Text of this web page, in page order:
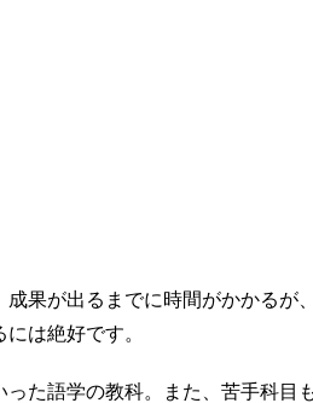
果が出るまでに時間がかかるが
は絶好です。
た語学の教科。また、苦手科目